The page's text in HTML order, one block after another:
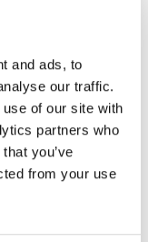
and ads, to
our traffic.
of our site with
partners who
you’ve
from your use
del trabajo
el idioma
el
con lapolítica de
y promocionales